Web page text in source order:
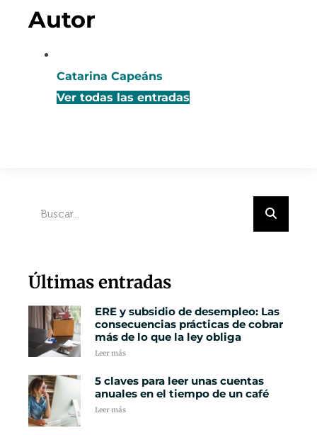
Autor
Catarina Capeáns
Ver todas las entradas
Últimas entradas
ERE y subsidio de desempleo: Las
consecuencias prácticas de cobrar
más de lo que la ley obliga
Leer más
5 claves para leer unas cuentas
anuales en el tiempo de un café
Leer más